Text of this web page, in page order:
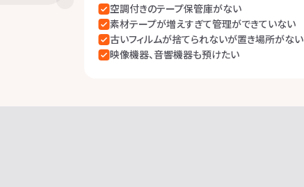
空調付きのテープ保管庫がない
素材テープが増えすぎて管理ができていない
古いフィルムが捨てられないが置き場所がない
映像機器、音響機器も預けたい